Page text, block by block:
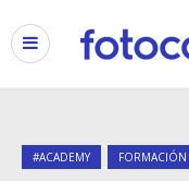
#ACADEMY FORMACIÓN